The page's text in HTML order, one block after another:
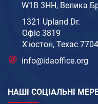
W1B 3HH, Велика
1321 Upland Dr.
Офіс 3819
Х'юстон, Техас
info@idaoffice.org
НАШІ СОЦІАЛЬНІ